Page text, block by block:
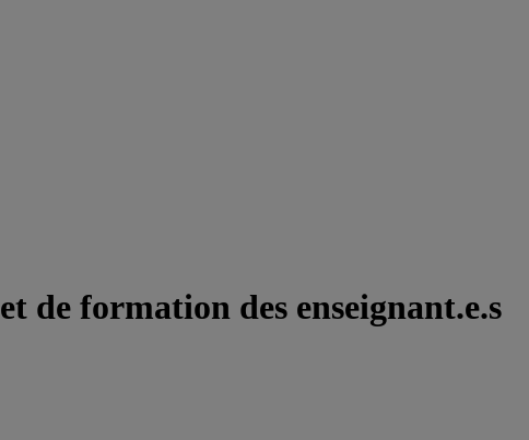
de formation des enseignant.e.s